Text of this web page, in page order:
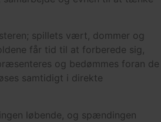
spillets vært, dommer og
får tid til at forberede sig,
og bedømmes foran de
samtidigt i direkte
løbende, og spændingen